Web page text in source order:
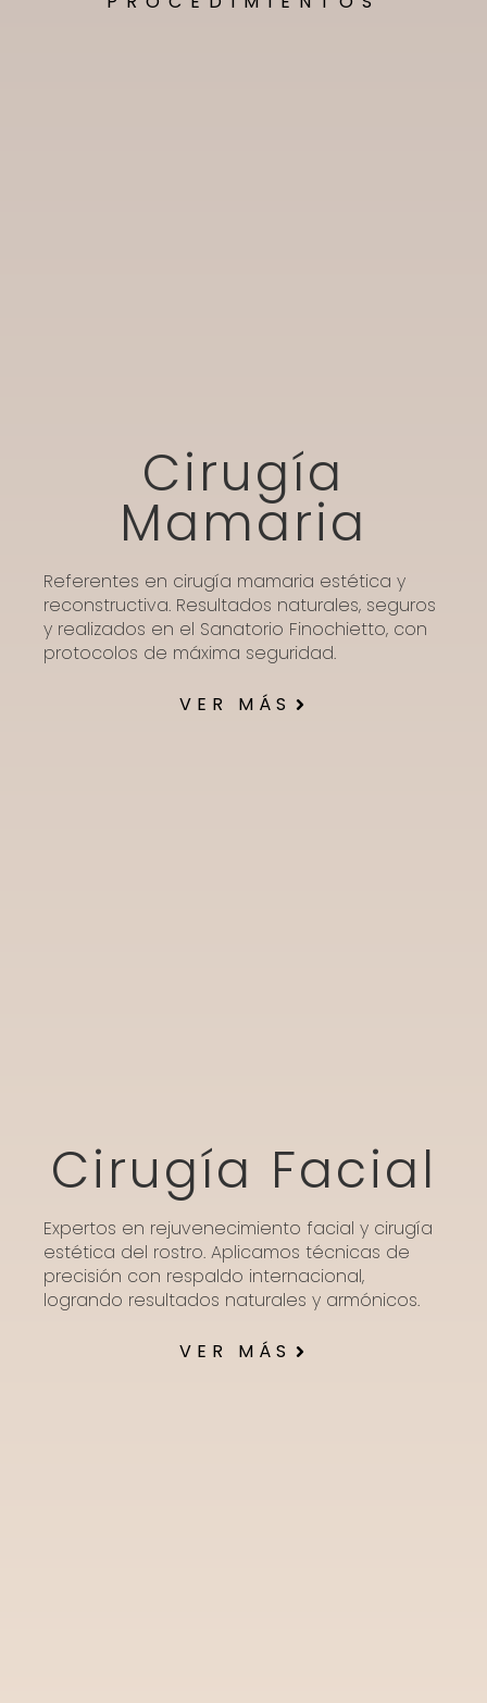
Cirugía
Mamaria
Referentes en cirugía mamaria estética y
reconstructiva. Resultados naturales, seguros
y realizados en el Sanatorio Finochietto, con
protocolos de máxima seguridad.
VER MÁS
Cirugía Facial
Expertos en rejuvenecimiento facial y cirugía
estética del rostro. Aplicamos técnicas de
precisión con respaldo internacional,
logrando resultados naturales y armónicos.
VER MÁS